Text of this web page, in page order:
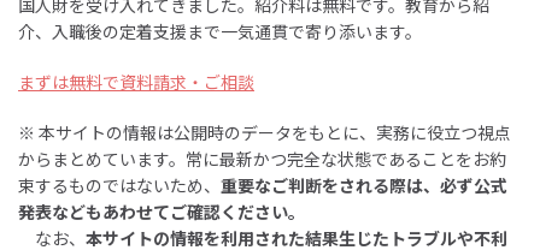
国人財を受け入れてきました。紹介料は無料です。教育から紹
介、入職後の定着支援まで一気通貫で寄り添います。
まずは無料で資料請求・ご相談
※ 本サイトの情報は公開時のデータをもとに、実務に役立つ視点
からまとめています。常に最新かつ完全な状態であることをお約
束するものではないため、 重要なご判断をされる際は、必ず公式
発表などもあわせてご確認ください。
なお、 本サイトの情報を利用された結果生じたトラブルや不利